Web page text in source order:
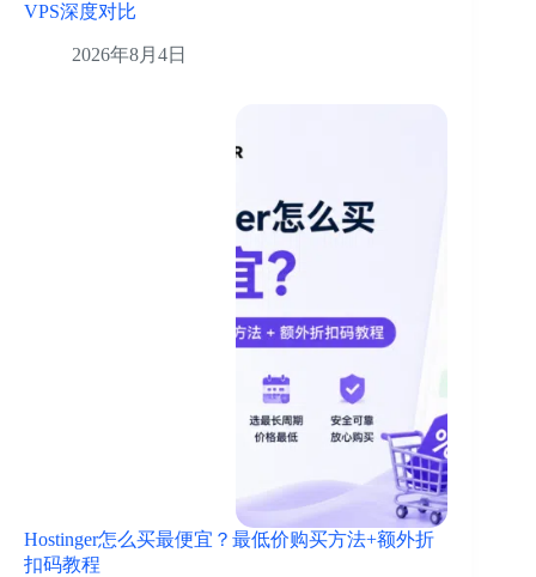
VPS深度对比
2026年8月4日
Hostinger怎么买最便宜？最低价购买方法+额外折
扣码教程